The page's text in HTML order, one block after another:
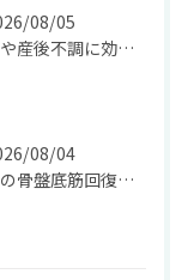
08/05
腰痛や産後不調に効く整骨院の施術と姿勢改善法
08/04
産後の骨盤底筋回復法と整骨院活用